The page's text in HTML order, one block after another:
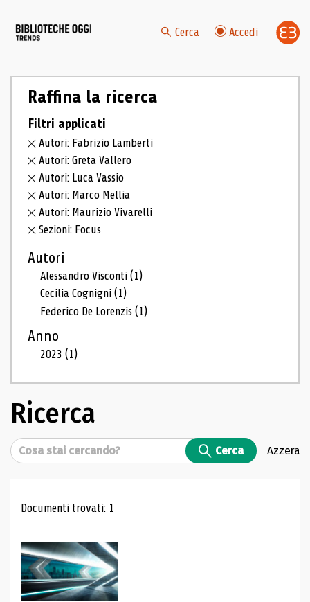
Cerca Accedi
Raffina la ricerca
Filtri applicati
Autori: Fabrizio Lamberti
Autori: Greta Vallero
Autori: Luca Vassio
Autori: Marco Mellia
Autori: Maurizio Vivarelli
Sezioni: Focus
Autori
Alessandro Visconti(1)
Cecilia Cognigni(1)
Federico De Lorenzis(1)
Anno
2023(1)
Ricerca
Cerca Cerca Azzera
Risultati di ricerca
Documenti trovati: 1